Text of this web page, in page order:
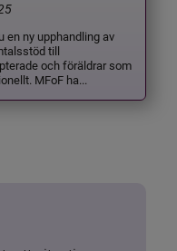
en ny upphandling av
till
och föräldrar som
MFoF ha...